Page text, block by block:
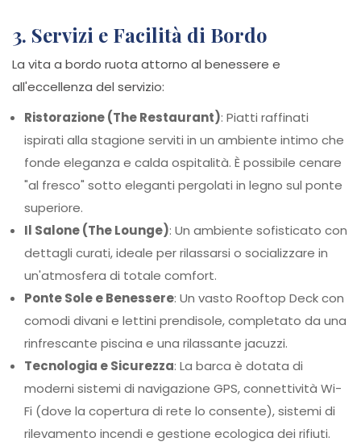
3. Servizi e Facilità di Bordo
La vita a bordo ruota attorno al benessere e
all'eccellenza del servizio:
Ristorazione (The Restaurant): Piatti raffinati
ispirati alla stagione serviti in un ambiente intimo che
fonde eleganza e calda ospitalità. È possibile cenare
"al fresco" sotto eleganti pergolati in legno sul ponte
superiore.
Il Salone (The Lounge): Un ambiente sofisticato con
dettagli curati, ideale per rilassarsi o socializzare in
un'atmosfera di totale comfort.
Ponte Sole e Benessere: Un vasto Rooftop Deck con
comodi divani e lettini prendisole, completato da una
rinfrescante piscina e una rilassante jacuzzi.
Tecnologia e Sicurezza: La barca è dotata di
moderni sistemi di navigazione GPS, connettività Wi-
Fi (dove la copertura di rete lo consente), sistemi di
rilevamento incendi e gestione ecologica dei rifiuti.